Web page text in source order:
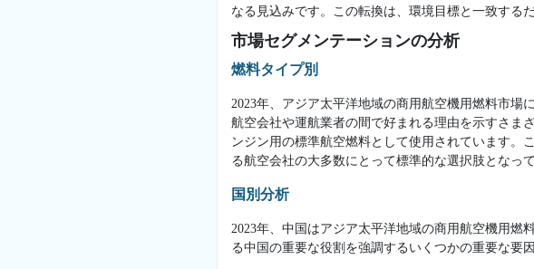
なる見込みです。この転換は、環境目標と一致する
市場セグメンテーションの分析
燃料タイプ別
2023年、アジア太平洋地域の商用航空機用燃料市場
航空会社や運航業者の間で好まれる理由を示すさま
ンジン用の標準航空燃料として使用されています。
る航空会社の大多数にとって標準的な選択肢となって
国別分析
2023年、中国はアジア太平洋地域の商用航空機用
る中国の重要な役割を強調するいくつかの重要な要